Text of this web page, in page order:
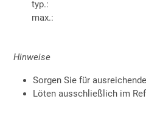
typ.:
max.:
Hinweise
Sorgen Sie für
Löten ausschließlich im